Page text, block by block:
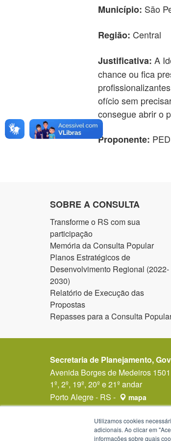
Município: São
Região: Central
Justificativa: A
chance ou fica
ofício sem
consegue abrir o
Proponente:
SOBRE A CONSULTA
Transforme o RS com sua
participação
Memória da Consulta Popular
Planos Estratégicos de
Desenvolvimento Regional (2022-
2030)
Relatório de Execução das
Propostas
Repasses para a Consulta
Secretaria de Planejamento,
Avenida Borges de Medeiros 1501
1º, 2º, 19º, 20º e 21º andar
Porto Alegre - RS -
mapa
90119-900
(51) 3288-1299
Horários de atendimento: das
Utilizamos cookies
adicionais. Ao clicar em
informações sobre quais